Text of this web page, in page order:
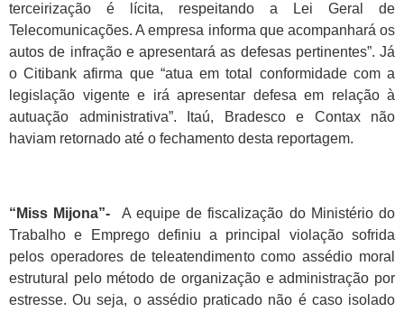
terceirização é lícita, respeitando a Lei Geral de
Telecomunicações. A empresa informa que acompanhará os
autos de infração e apresentará as defesas pertinentes”. Já
o Citibank afirma que “atua em total conformidade com a
legislação vigente e irá apresentar defesa em relação à
autuação administrativa”. Itaú, Bradesco e Contax não
haviam retornado até o fechamento desta reportagem.
“Miss Mijona”- A equipe de fiscalização do Ministério do
Trabalho e Emprego definiu a principal violação sofrida
pelos operadores de teleatendimento como assédio moral
estrutural pelo método de organização e administração por
estresse. Ou seja, o assédio praticado não é caso isolado